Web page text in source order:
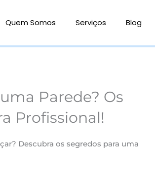
Quem Somos Serviços Blog
Parede? Os
Profissional!
Descubra os segredos para uma